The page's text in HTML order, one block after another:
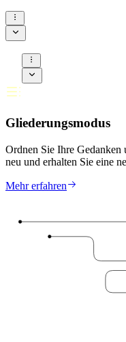
Gliederungsmodus
Ordnen Sie Ihre Gedanken
neu und erhalten Sie eine
Mehr erfahren